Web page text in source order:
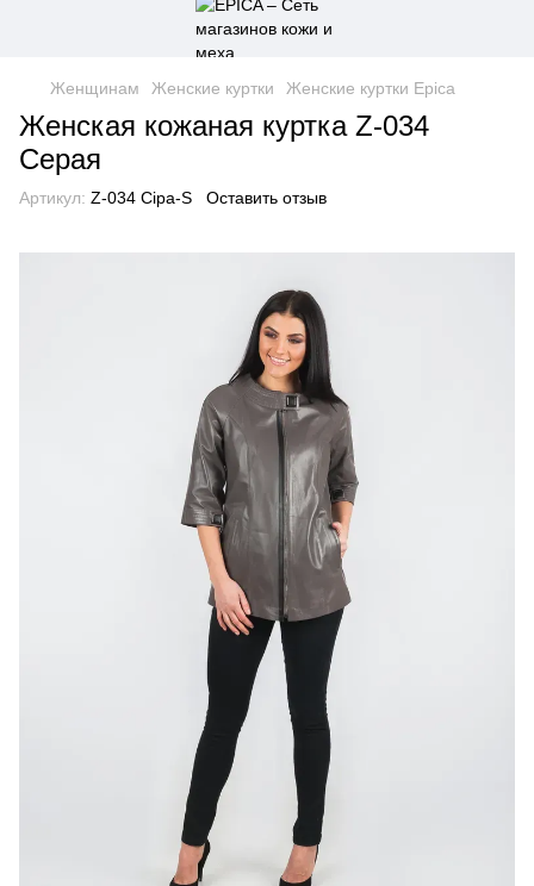
Женщинам Женские куртки Женские куртки Epica
Женская кожаная куртка Z-034
Серая
Артикул: Z-034 Сіра-S Оставить отзыв